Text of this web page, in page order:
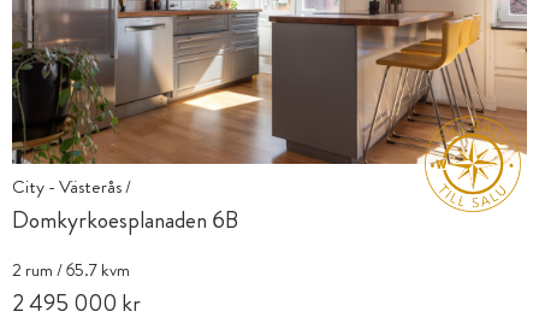
City - Västerås /
Domkyrkoesplanaden 6B
2 rum / 65.7 kvm
2 495 000 kr